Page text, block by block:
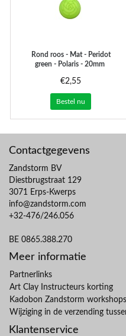
Rond roos - Mat - Peridot
green - Polaris - 20mm
€2,55
Bestel nu
Contactgegevens
Zandstorm BV
Diestbrugstraat 129
3071 Erps-Kwerps
info@zandstorm.com
+32-476/246.056
BE 0865.388.270
Meer informatie
Partnerlinks
Art Clay Instructeurs korting
Kadobon Zandstorm workshops
Wijziging in de verzending
Klantenservice